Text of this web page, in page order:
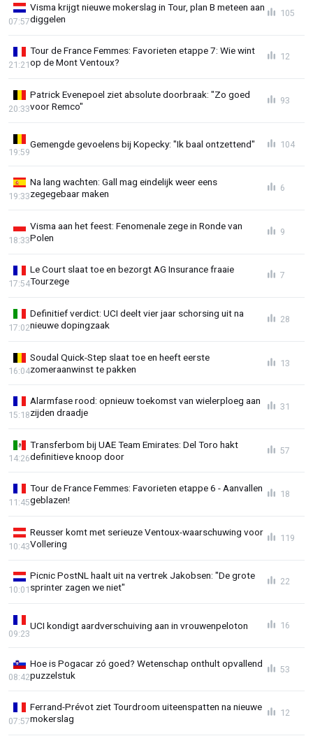
Visma krijgt nieuwe mokerslag in Tour, plan B meteen aan
diggelen
07:57
105
Tour de France Femmes: Favorieten etappe 7: Wie wint
op de Mont Ventoux?
21:21
12
Patrick Evenepoel ziet absolute doorbraak: "Zo goed
voor Remco"
20:33
93
Gemengde gevoelens bij Kopecky: "Ik baal ontzettend"
19:59
104
Na lang wachten: Gall mag eindelijk weer eens
zegegebaar maken
19:33
6
Visma aan het feest: Fenomenale zege in Ronde van
Polen
18:33
9
Le Court slaat toe en bezorgt AG Insurance fraaie
Tourzege
17:54
7
Definitief verdict: UCI deelt vier jaar schorsing uit na
nieuwe dopingzaak
17:02
28
Soudal Quick-Step slaat toe en heeft eerste
zomeraanwinst te pakken
16:04
13
Alarmfase rood: opnieuw toekomst van wielerploeg aan
zijden draadje
15:18
31
Transferbom bij UAE Team Emirates: Del Toro hakt
definitieve knoop door
14:26
57
Tour de France Femmes: Favorieten etappe 6 - Aanvallen
geblazen!
11:45
18
Reusser komt met serieuze Ventoux-waarschuwing voor
Vollering
10:43
119
Picnic PostNL haalt uit na vertrek Jakobsen: "De grote
sprinter zagen we niet"
10:01
22
UCI kondigt aardverschuiving aan in vrouwenpeloton
09:23
16
Hoe is Pogacar zó goed? Wetenschap onthult opvallend
puzzelstuk
08:42
53
Ferrand-Prévot ziet Tourdroom uiteenspatten na nieuwe
mokerslag
07:57
12